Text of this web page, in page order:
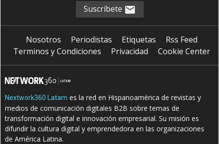
Suscríbete
Nosotros Periodistas Etiquetas
Rss Feed
Terminos y Condiciones
Privacidad Cookie Center
Nextwork360 Latam es la red en Hispanoamérica de revistas y
medios de comunicación digitales B2B sobre temas de
transformación digital e innovación empresarial. Su misión es
difundir la cultura digital y emprendedora en las organizaciones
de América Latina.